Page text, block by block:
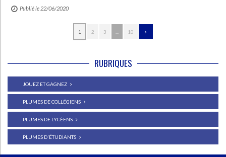
Publié le 22/06/2020
1 2 3 10
RUBRIQUES
JOUEZ ET GAGNEZ
PLUMES DE COLLÉGIENS
PLUMES DE LYCÉENS
PLUMES D'ÉTUDIANTS